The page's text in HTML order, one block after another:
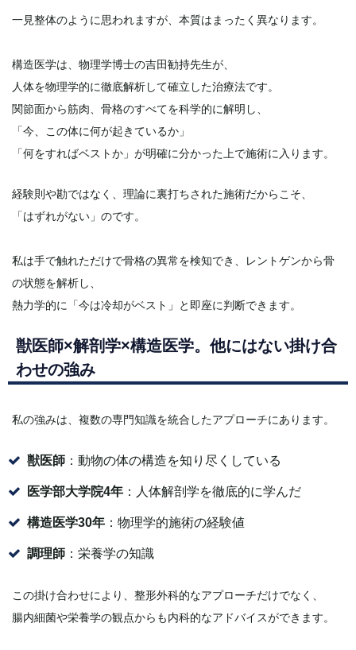
一見整体のように思われますが、本質はまったく異なります。
構造医学は、物理学博士の吉田勧持先生が、
人体を物理学的に徹底解析して確立した治療法です。
関節面から筋肉、骨格のすべてを科学的に解明し、
「今、この体に何が起きているか」
「何をすればベストか」が明確に分かった上で施術に入ります。
経験則や勘ではなく、理論に裏打ちされた施術だからこそ、
「はずれがない」のです。
私は手で触れただけで骨格の異常を検知でき、レントゲンから骨
の状態を解析し、
熱力学的に「今は冷却がベスト」と即座に判断できます。
獣医師×解剖学×構造医学。他にはない掛け合
わせの強み
私の強みは、複数の専門知識を統合したアプローチにあります。
獣医師 ：動物の体の構造を知り尽くしている
医学部大学院4年 ：人体解剖学を徹底的に学んだ
構造医学30年 ：物理学的施術の経験値
調理師 ：栄養学の知識
この掛け合わせにより、整形外科的なアプローチだけでなく、
腸内細菌や栄養学の観点からも内科的なアドバイスができます。